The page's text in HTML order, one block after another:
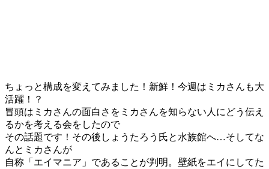
ちょっと構成を変えてみました！新鮮！今週はミカさんも大
活躍！？
冒頭はミカさんの面白さをミカさんを知らない人にどう伝え
るかを考える会をしたので
その話題です！その後しょうたろう氏と水族館へ…そしてな
んとミカさんが
自称「エイマニア」であることが判明。壁紙をエイにしてた